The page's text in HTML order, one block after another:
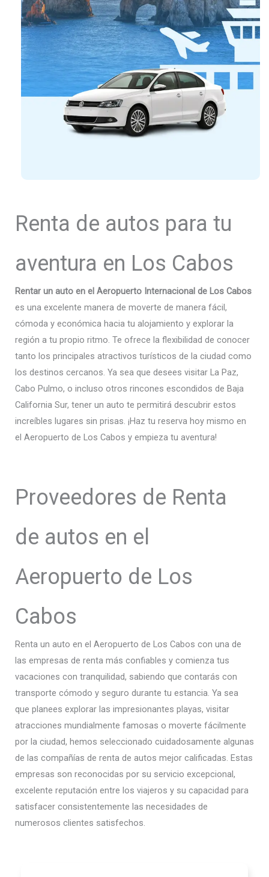
Renta de autos para tu
aventura en Los Cabos
Rentar un auto en el Aeropuerto Internacional de Los Cabos
es una excelente manera de moverte de manera fácil,
cómoda y económica hacia tu alojamiento y explorar la
región a tu propio ritmo. Te ofrece la flexibilidad de conocer
tanto los principales atractivos turísticos de la ciudad como
los destinos cercanos. Ya sea que desees visitar La Paz,
Cabo Pulmo, o incluso otros rincones escondidos de Baja
California Sur, tener un auto te permitirá descubrir estos
increíbles lugares sin prisas. ¡Haz tu reserva hoy mismo en
el Aeropuerto de Los Cabos y empieza tu aventura!
Proveedores de Renta
de autos en el
Aeropuerto de Los
Cabos
Renta un auto en el Aeropuerto de Los Cabos con una de
las empresas de renta más confiables y comienza tus
vacaciones con tranquilidad, sabiendo que contarás con
transporte cómodo y seguro durante tu estancia. Ya sea
que planees explorar las impresionantes playas, visitar
atracciones mundialmente famosas o moverte fácilmente
por la ciudad, hemos seleccionado cuidadosamente algunas
de las compañías de renta de autos mejor calificadas. Estas
empresas son reconocidas por su servicio excepcional,
excelente reputación entre los viajeros y su capacidad para
satisfacer consistentemente las necesidades de
numerosos clientes satisfechos.